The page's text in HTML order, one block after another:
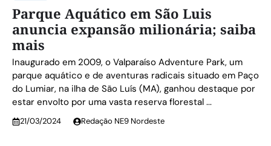
Parque Aquático em São Luis
anuncia expansão milionária; saiba
mais
Inaugurado em 2009, o Valparaíso Adventure Park, um
parque aquático e de aventuras radicais situado em Paço
do Lumiar, na ilha de São Luís (MA), ganhou destaque por
estar envolto por uma vasta reserva florestal ...
21/03/2024 Redação NE9 Nordeste